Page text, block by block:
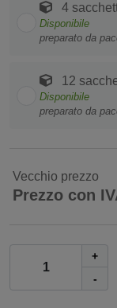
4
Disponibile
preparato da
12
Disponibile
preparato da
Vecchio prezzo
Prezzo con
+
-